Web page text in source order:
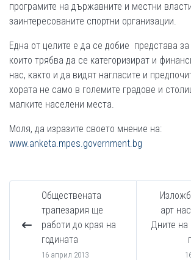
програмите на държавните и местни
заинтересованите спортни организации.
Една от целите е да се добие представа за
които трябва да се категоризират и
нас, както и да видят нагласите и
хората не само в големите градове и
малките населени места.
Моля, да изразите своето мнение на:
www.anketa.mpes.government.bg
Обществената
трапезария ще
работи до края на
годината
16 април 2013
арт
Дните на